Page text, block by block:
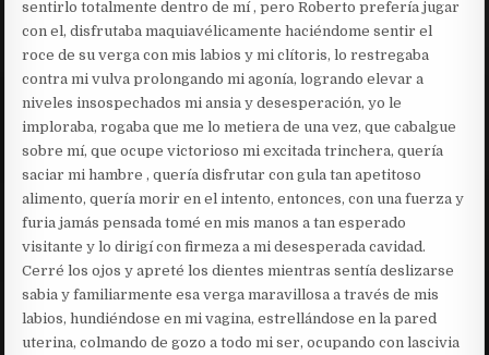
sentirlo totalmente dentro de mí , pero Roberto prefería jugar
con el, disfrutaba maquiavélicamente haciéndome sentir el
roce de su verga con mis labios y mi clítoris, lo restregaba
contra mi vulva prolongando mi agonía, logrando elevar a
niveles insospechados mi ansia y desesperación, yo le
imploraba, rogaba que me lo metiera de una vez, que cabalgue
sobre mí, que ocupe victorioso mi excitada trinchera, quería
saciar mi hambre , quería disfrutar con gula tan apetitoso
alimento, quería morir en el intento, entonces, con una fuerza y
furia jamás pensada tomé en mis manos a tan esperado
visitante y lo dirigí con firmeza a mi desesperada cavidad.
Cerré los ojos y apreté los dientes mientras sentía deslizarse
sabia y familiarmente esa verga maravillosa a través de mis
labios, hundiéndose en mi vagina, estrellándose en la pared
uterina, colmando de gozo a todo mi ser, ocupando con lascivia